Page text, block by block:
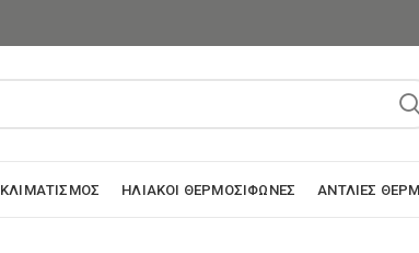
ΚΛΙΜΑΤΙΣΜΌΣ ΗΛΙΑΚΟΊ ΘΕΡΜΟΣΊΦΩΝΕΣ ΑΝΤΛΊΕΣ